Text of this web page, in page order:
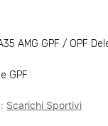
AMG GPF / OPF
GPF
Scarichi Sportivi